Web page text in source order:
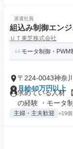
派遣社員
組込み制御エン
ＵＴ東芝株式会社
モータ制御・PWM
〒224-0043神奈
月給40万円以上
求めている人材
の経験 ・モータ
主婦・主夫歓迎 +19個